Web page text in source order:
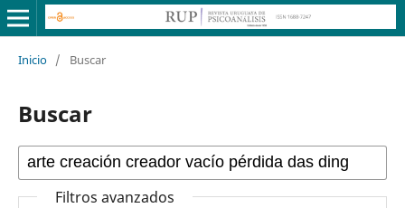
Inicio / Buscar
Buscar
Filtros avanzados